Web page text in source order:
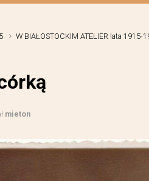
W BIAŁOSTOCKIM ATELIER lata 1915-
mieton